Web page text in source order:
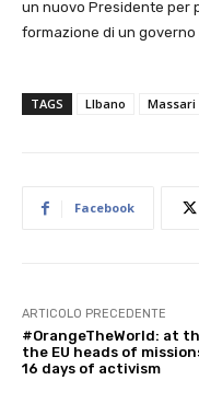
un nuovo Presidente per
formazione di un
TAGS LIbano Massari
Facebook
ARTICOLO PRECEDENTE
#OrangeTheWorld: at
the EU heads of
16 days of activism